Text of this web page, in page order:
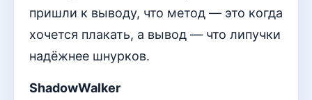
пришли к выводу, что метод — это когда
хочется плакать, а вывод — что липучки
надёжнее шнурков.
ShadowWalker